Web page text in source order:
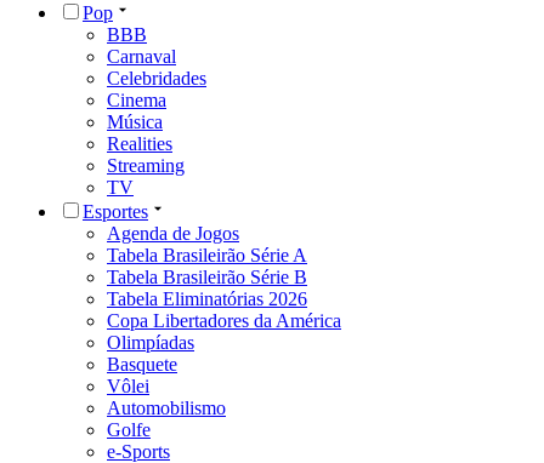
Pop
BBB
Carnaval
Celebridades
Cinema
Música
Realities
Streaming
TV
Esportes
Agenda de Jogos
Tabela Brasileirão Série A
Tabela Brasileirão Série B
Tabela Eliminatórias 2026
Copa Libertadores da América
Olimpíadas
Basquete
Vôlei
Automobilismo
Golfe
e-Sports